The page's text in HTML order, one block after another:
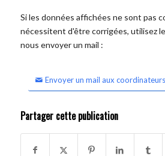
Si les données affichées ne sont pas
nécessitent d'être corrigées, utilisez
nous envoyer un mail :
Envoyer un mail aux
Partager cette publication